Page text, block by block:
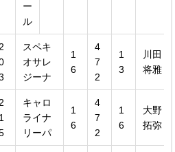
ー
ル
2
スペキ
オサレ
ジーナ
1
6
4
7
2
1
3
川田
将雅
2
1
キャロ
ライナ
リーパ
1
6
4
7
2
1
6
大野
拓弥